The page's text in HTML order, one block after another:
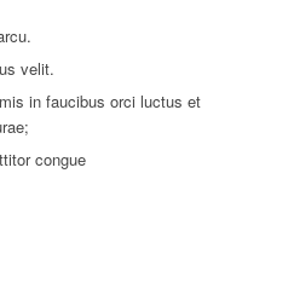
velit.
in faucibus orci luctus et
congue